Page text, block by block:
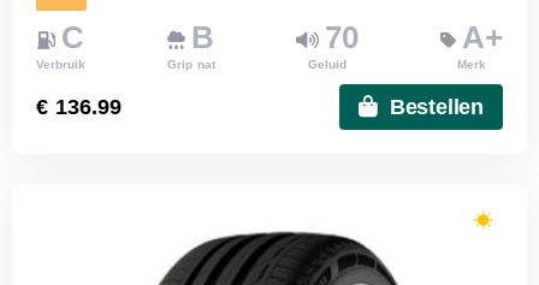
C
Verbruik
B
Grip nat
70
Geluid
A+
Merk
€ 136.99 Bestellen